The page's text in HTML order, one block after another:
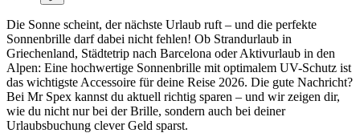
Die Sonne scheint, der nächste Urlaub ruft – und die perfekte
Sonnenbrille darf dabei nicht fehlen! Ob Strandurlaub in
Griechenland, Städtetrip nach Barcelona oder Aktivurlaub in den
Alpen: Eine hochwertige Sonnenbrille mit optimalem UV-Schutz ist
das wichtigste Accessoire für deine Reise 2026. Die gute Nachricht?
Bei Mr Spex kannst du aktuell richtig sparen – und wir zeigen dir,
wie du nicht nur bei der Brille, sondern auch bei deiner
Urlaubsbuchung clever Geld sparst.